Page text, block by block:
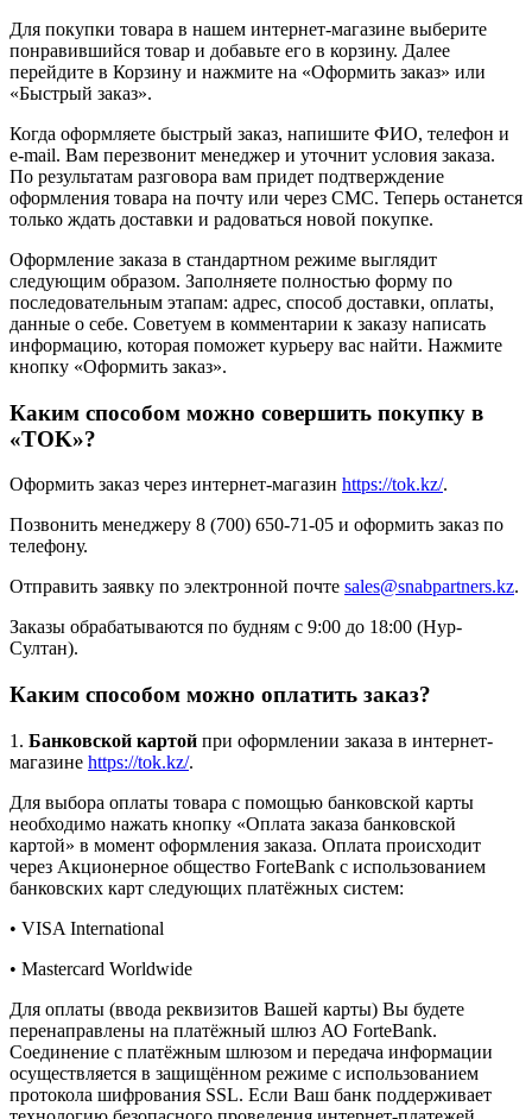
Для покупки товара в нашем интернет-магазине выберите
понравившийся товар и добавьте его в корзину. Далее
перейдите в Корзину и нажмите на «Оформить заказ» или
«Быстрый заказ».
Когда оформляете быстрый заказ, напишите ФИО, телефон и
e-mail. Вам перезвонит менеджер и уточнит условия заказа.
По результатам разговора вам придет подтверждение
оформления товара на почту или через СМС. Теперь останется
только ждать доставки и радоваться новой покупке.
Оформление заказа в стандартном режиме выглядит
следующим образом. Заполняете полностью форму по
последовательным этапам: адрес, способ доставки, оплаты,
данные о себе. Советуем в комментарии к заказу написать
информацию, которая поможет курьеру вас найти. Нажмите
кнопку «Оформить заказ».
Каким способом можно совершить покупку в
«TOK»?
Оформить заказ через интернет-магазин https://tok.kz/.
Позвонить менеджеру 8 (700) 650-71-05 и оформить заказ по
телефону.
Отправить заявку по электронной почте sales@snabpartners.kz.
Заказы обрабатываются по будням с 9:00 до 18:00 (Нур-
Султан).
Каким способом можно оплатить заказ?
1. Банковской картой при оформлении заказа в интернет-
магазине https://tok.kz/.
Для выбора оплаты товара с помощью банковской карты
необходимо нажать кнопку «Оплата заказа банковской
картой» в момент оформления заказа. Оплата происходит
через Акционерное общество ForteBank с использованием
банковских карт следующих платёжных систем:
• VISA International
• Mastercard Worldwide
Для оплаты (ввода реквизитов Вашей карты) Вы будете
перенаправлены на платёжный шлюз АО ForteBank.
Соединение с платёжным шлюзом и передача информации
осуществляется в защищённом режиме с использованием
протокола шифрования SSL. Если Ваш банк поддерживает